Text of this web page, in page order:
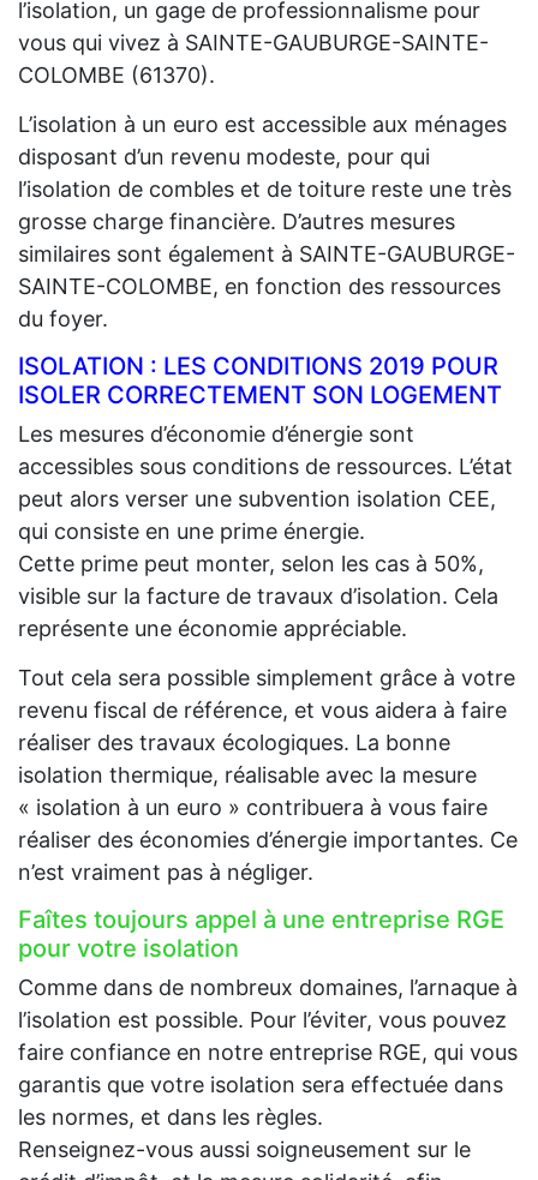
l’isolation, un gage de professionnalisme pour
vous qui vivez à SAINTE-GAUBURGE-SAINTE-
COLOMBE (61370).
L’isolation à un euro est accessible aux ménages
disposant d’un revenu modeste, pour qui
l’isolation de combles et de toiture reste une très
grosse charge financière. D’autres mesures
similaires sont également à SAINTE-GAUBURGE-
SAINTE-COLOMBE, en fonction des ressources
du foyer.
ISOLATION : LES CONDITIONS 2019 POUR
ISOLER CORRECTEMENT SON LOGEMENT
Les mesures d’économie d’énergie sont
accessibles sous conditions de ressources. L’état
peut alors verser une subvention isolation CEE,
qui consiste en une prime énergie.
Cette prime peut monter, selon les cas à 50%,
visible sur la facture de travaux d’isolation. Cela
représente une économie appréciable.
Tout cela sera possible simplement grâce à votre
revenu fiscal de référence, et vous aidera à faire
réaliser des travaux écologiques. La bonne
isolation thermique, réalisable avec la mesure
« isolation à un euro » contribuera à vous faire
réaliser des économies d’énergie importantes. Ce
n’est vraiment pas à négliger.
Faîtes toujours appel à une entreprise RGE
pour votre isolation
Comme dans de nombreux domaines, l’arnaque à
l’isolation est possible. Pour l’éviter, vous pouvez
faire confiance en notre entreprise RGE, qui vous
garantis que votre isolation sera effectuée dans
les normes, et dans les règles.
Renseignez-vous aussi soigneusement sur le